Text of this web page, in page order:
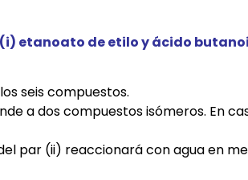
etanoato de etilo y ácido
seis compuestos.
a dos compuestos isómeros. En
par (ii) reaccionará con agua en